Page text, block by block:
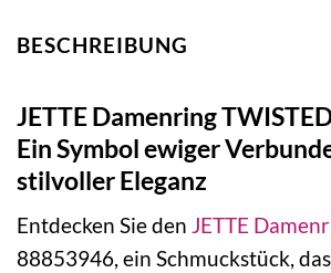
BESCHREIBUNG
JETTE Damenring
Ein Symbol ewiger
stilvoller Eleganz
Entdecken Sie den JETTE
88853946, ein Schmuckstück,